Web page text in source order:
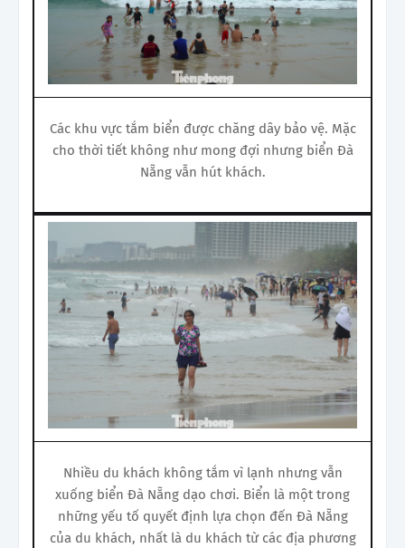
Các khu vực tắm biển được chăng dây bảo vệ. Mặc
cho thời tiết không như mong đợi nhưng biển Đà
Nẵng vẫn hút khách.
Nhiều du khách không tắm vì lạnh nhưng vẫn
xuống biển Đà Nẵng dạo chơi. Biển là một trong
những yếu tố quyết định lựa chọn đến Đà Nẵng
của du khách, nhất là du khách từ các địa phương